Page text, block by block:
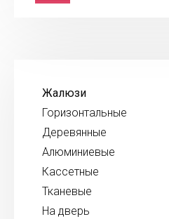
Жалюзи
Горизонтальные
Деревянные
Алюминиевые
Кассетные
Тканевые
На дверь